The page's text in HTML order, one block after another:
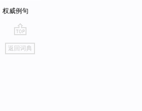
权威例句
go
top
返回词典